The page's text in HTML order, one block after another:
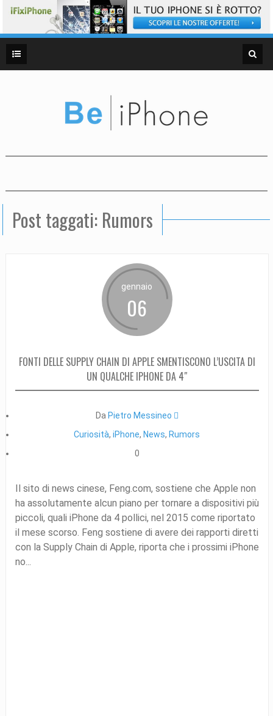
Post taggati: Rumors
gennaio
06
FONTI DELLE SUPPLY CHAIN DI APPLE SMENTISCONO L’USCITA DI
UN QUALCHE IPHONE DA 4″
Da Pietro Messineo 
Curiosità,iPhone, News, Rumors
0
Il sito di news cinese, Feng.com, sostiene che Apple non
ha assolutamente alcun piano per tornare a dispositivi più
piccoli, quali iPhone da 4 pollici, nel 2015 come riportato
il mese scorso. Feng sostiene di avere dei rapporti diretti
con la Supply Chain di Apple, riporta che i prossimi iPhone
no...